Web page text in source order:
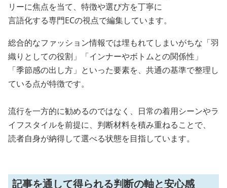
リーに焦点を当て、特徴や選び方を丁寧に
言語化する専門ECの視点で編集しています。
総合的なファッション情報では埋もれてしまいがちな「羽
織りとしての役割」「インナーやボトムとの関係性」
「季節感の出し方」といった要素を、共通の基準で整理し
ている点が特徴です。
流行を一方的に勧めるのではなく、日常の着用シーンやラ
イフスタイルを前提に、判断材料を積み重ねることで、
読者自身が納得して選べる状態を目指しています。
記事を通して得られる判断の軸と安心感